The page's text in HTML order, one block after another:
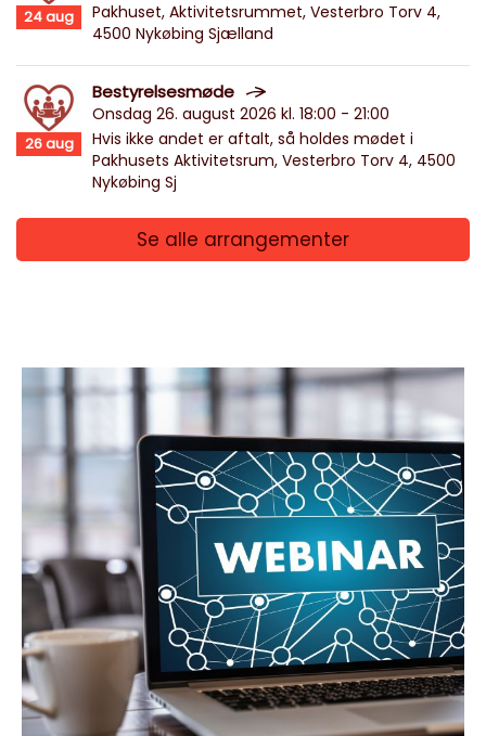
24aug
Pakhuset, Aktivitetsrummet, Vesterbro Torv 4,
4500 Nykøbing Sjælland
26aug
Bestyrelsesmøde
Onsdag 26. august 2026 kl. 18:00 - 21:00
Hvis ikke andet er aftalt, så holdes mødet i
Pakhusets Aktivitetsrum, Vesterbro Torv 4, 4500
Nykøbing Sj
Se alle arrangementer